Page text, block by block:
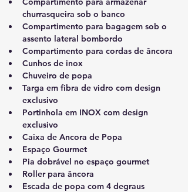
churrasqueira sob o banco
Compartimento para bagagem sob o
assento lateral bombordo
Compartimento para cordas de âncora
Cunhos de inox
Chuveiro de popa
Targa em fibra de vidro com design
exclusivo
Portinhola em INOX com design
exclusivo
Caixa de Ancora de Popa
Espaço Gourmet
Pia dobrável no espaço gourmet
Roller para âncora
Escada de popa com 4 degraus